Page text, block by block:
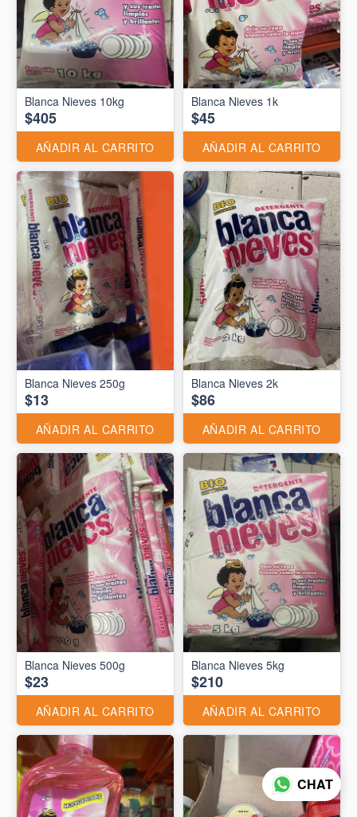
Blanca Nieves 10kg
$405
AÑADIR AL CARRITO
Blanca Nieves 1k
$45
AÑADIR AL CARRITO
Blanca Nieves 250g
$13
AÑADIR AL CARRITO
Blanca Nieves 2k
$86
AÑADIR AL CARRITO
Blanca Nieves 500g
$23
AÑADIR AL CARRITO
Blanca Nieves 5kg
$210
AÑADIR AL CARRITO
CHAT